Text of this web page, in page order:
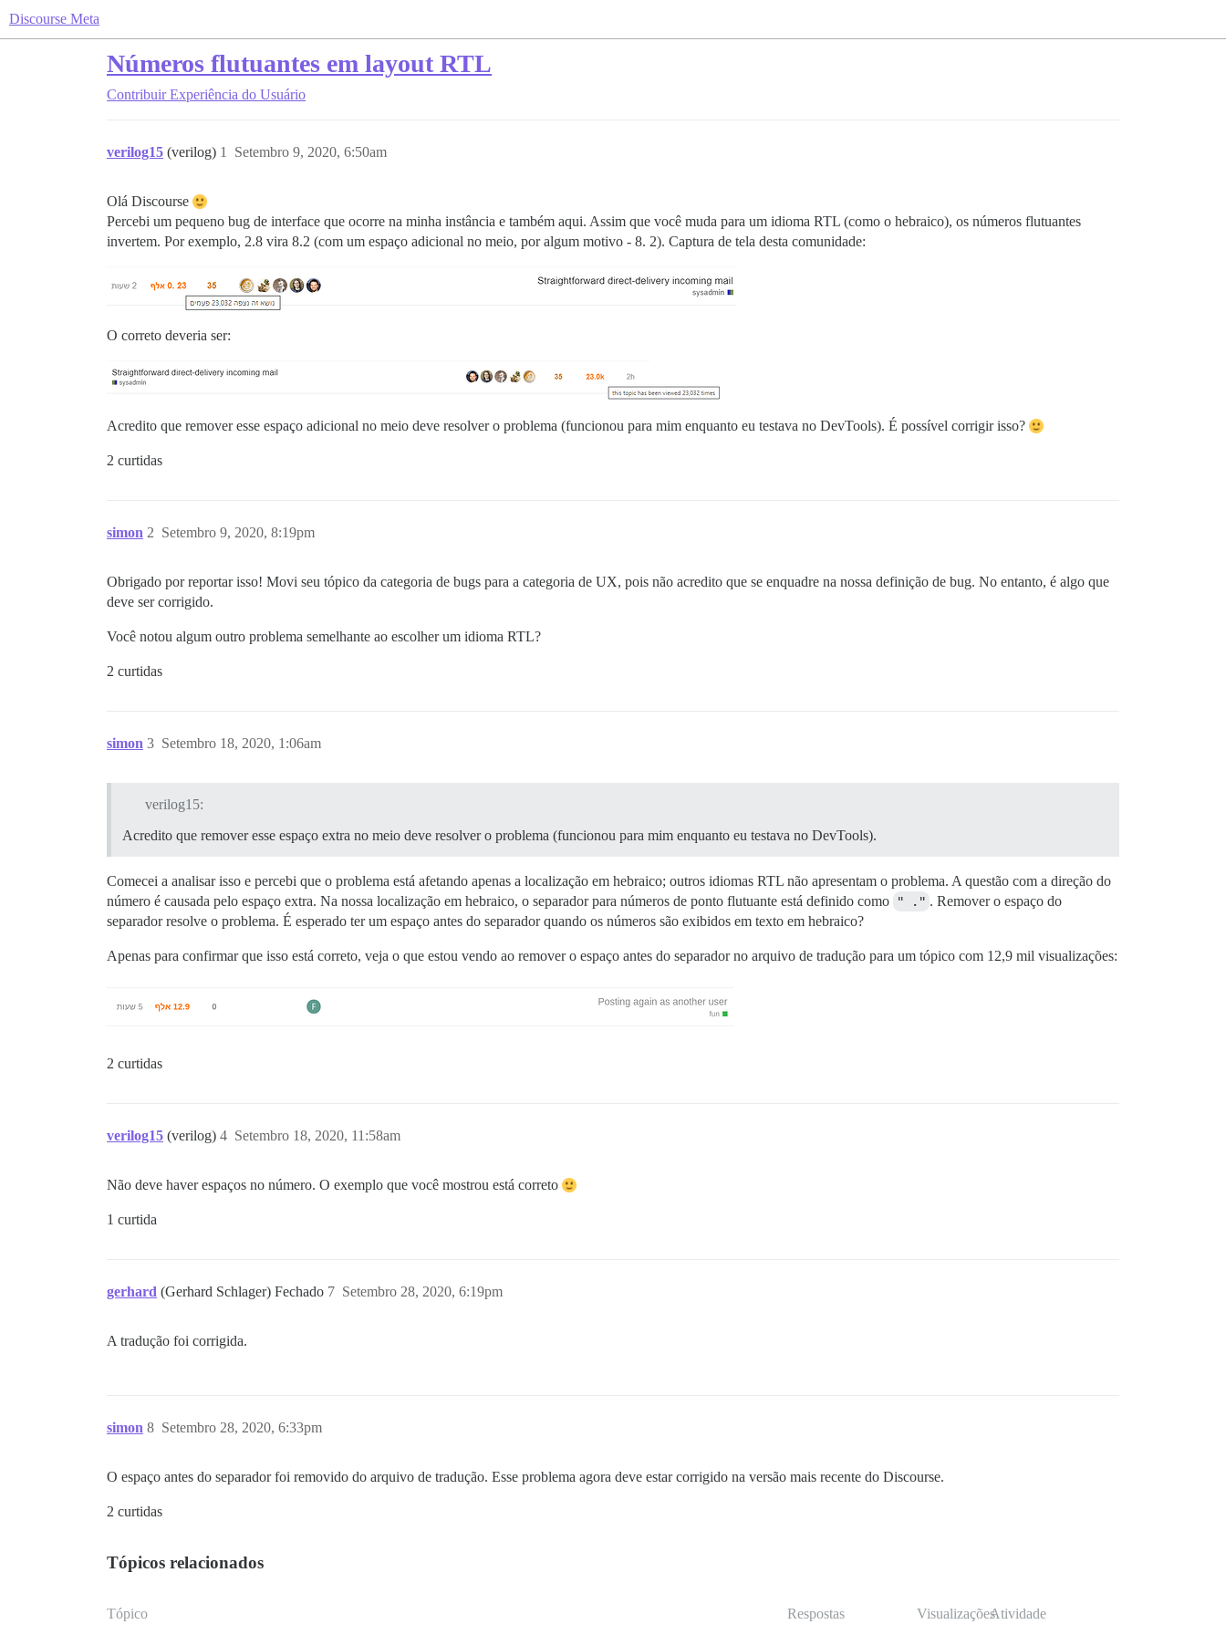
Discourse Meta
Números flutuantes em layout RTL
Contribuir Experiência do Usuário
verilog15 (verilog) Setembro 9, 2020, 6:50am
1
Olá Discourse
Percebi um pequeno bug de interface que ocorre na minha instância e também aqui. Assim que você muda para um idioma RTL (como o hebraico), os números flutuantes
invertem. Por exemplo, 2.8 vira 8.2 (com um espaço adicional no meio, por algum motivo - 8. 2). Captura de tela desta comunidade:
O correto deveria ser:
Acredito que remover esse espaço adicional no meio deve resolver o problema (funcionou para mim enquanto eu testava no DevTools). É possível corrigir isso?
2 curtidas
simon Setembro 9, 2020, 8:19pm
2
Obrigado por reportar isso! Movi seu tópico da categoria de bugs para a categoria de UX, pois não acredito que se enquadre na nossa definição de bug. No entanto, é algo que
deve ser corrigido.
Você notou algum outro problema semelhante ao escolher um idioma RTL?
2 curtidas
simon Setembro 18, 2020, 1:06am
3
verilog15:
Acredito que remover esse espaço extra no meio deve resolver o problema (funcionou para mim enquanto eu testava no DevTools).
Comecei a analisar isso e percebi que o problema está afetando apenas a localização em hebraico; outros idiomas RTL não apresentam o problema. A questão com a direção do
número é causada pelo espaço extra. Na nossa localização em hebraico, o separador para números de ponto flutuante está definido como " ." . Remover o espaço do
separador resolve o problema. É esperado ter um espaço antes do separador quando os números são exibidos em texto em hebraico?
Apenas para confirmar que isso está correto, veja o que estou vendo ao remover o espaço antes do separador no arquivo de tradução para um tópico com 12,9 mil visualizações:
2 curtidas
verilog15 (verilog) Setembro 18, 2020, 11:58am
4
Não deve haver espaços no número. O exemplo que você mostrou está correto
1 curtida
gerhard (Gerhard Schlager) Fechado Setembro 28, 2020, 6:19pm
7
A tradução foi corrigida.
simon Setembro 28, 2020, 6:33pm
8
O espaço antes do separador foi removido do arquivo de tradução. Esse problema agora deve estar corrigido na versão mais recente do Discourse.
2 curtidas
Tópicos relacionados
Tópico Respostas VisualizaçõesAtividade